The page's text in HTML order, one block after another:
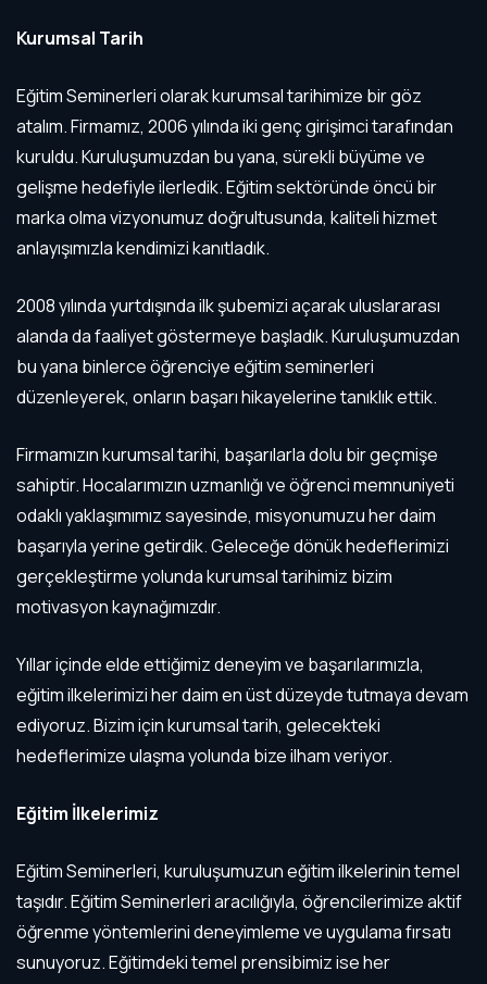
Kurumsal Tarih
Eğitim Seminerleri olarak kurumsal tarihimize bir göz
atalım. Firmamız, 2006 yılında iki genç girişimci tarafından
kuruldu. Kuruluşumuzdan bu yana, sürekli büyüme ve
gelişme hedefiyle ilerledik. Eğitim sektöründe öncü bir
marka olma vizyonumuz doğrultusunda, kaliteli hizmet
anlayışımızla kendimizi kanıtladık.
2008 yılında yurtdışında ilk şubemizi açarak uluslararası
alanda da faaliyet göstermeye başladık. Kuruluşumuzdan
bu yana binlerce öğrenciye eğitim seminerleri
düzenleyerek, onların başarı hikayelerine tanıklık ettik.
Firmamızın kurumsal tarihi, başarılarla dolu bir geçmişe
sahiptir. Hocalarımızın uzmanlığı ve öğrenci memnuniyeti
odaklı yaklaşımımız sayesinde, misyonumuzu her daim
başarıyla yerine getirdik. Geleceğe dönük hedeflerimizi
gerçekleştirme yolunda kurumsal tarihimiz bizim
motivasyon kaynağımızdır.
Yıllar içinde elde ettiğimiz deneyim ve başarılarımızla,
eğitim ilkelerimizi her daim en üst düzeyde tutmaya devam
ediyoruz. Bizim için kurumsal tarih, gelecekteki
hedeflerimize ulaşma yolunda bize ilham veriyor.
Eğitim İlkelerimiz
Eğitim Seminerleri, kuruluşumuzun eğitim ilkelerinin temel
taşıdır. Eğitim Seminerleri aracılığıyla, öğrencilerimize aktif
öğrenme yöntemlerini deneyimleme ve uygulama fırsatı
sunuyoruz. Eğitimdeki temel prensibimiz ise her